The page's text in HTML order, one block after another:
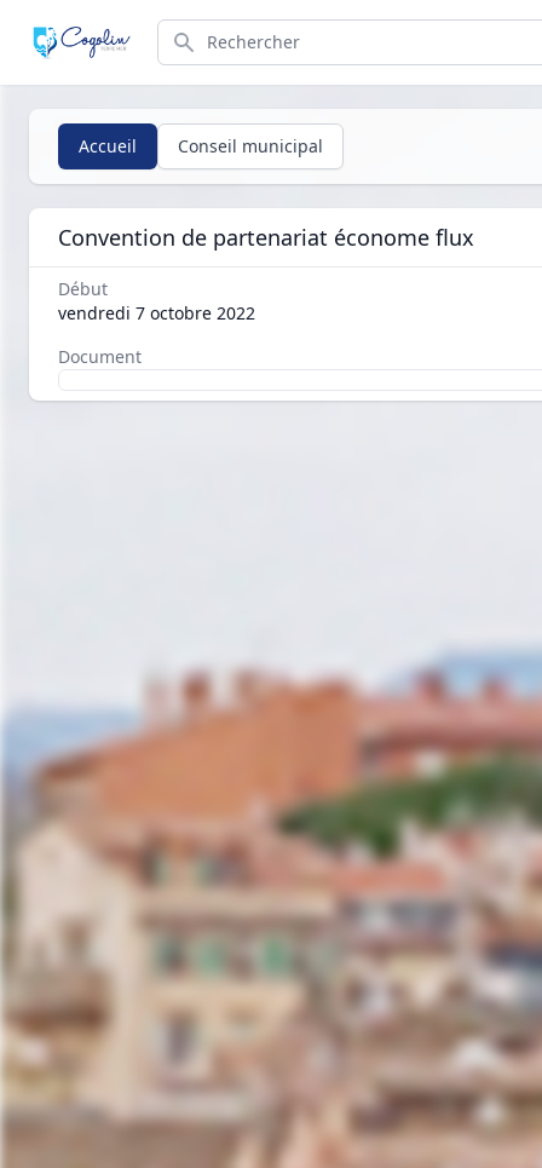
Search
Accueil Conseil municipal
Convention de partenariat économe flux
Début
vendredi 7 octobre 2022
Document